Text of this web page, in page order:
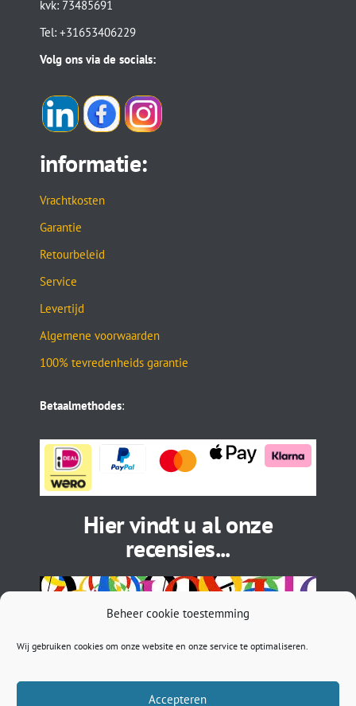
Beheer cookie toestemming
Wij gebruiken cookies om onze website en onze service te optimaliseren.
Accepteren
kvk: 73485691
Tel: +31653406229
Volg ons via de socials:
informatie:
Vrachtkosten
Garantie
Retourbeleid
Service
Levertijd
Algemene voorwaarden
100% tevredenheids garantie
Betaalmethodes:
Hier vindt u al onze
recensies...